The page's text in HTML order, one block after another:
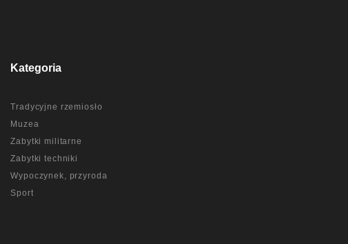
Kategoria
Tradycyjne rzemiosło
Muzea
Zabytki militarne
Zabytki techniki
Wypoczynek, przyroda
Sport